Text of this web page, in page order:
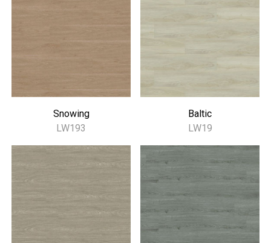
Snowing
LW193
Baltic
LW19